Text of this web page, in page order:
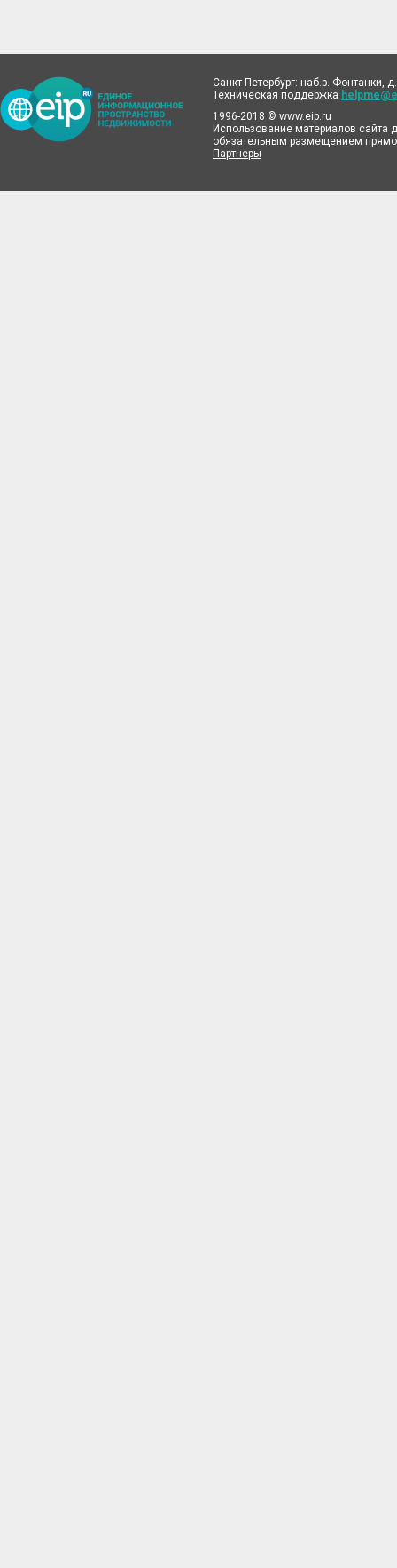
Санкт-Петербург: наб.р. Фонтанки,
Техническая поддержка
1996-2018 © www.eip.ru
Использование материалов сайта
обязательным размещением
Партнеры